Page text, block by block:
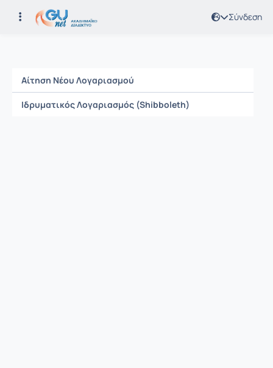
Σύνδεση
Εγγραφή
Αίτηση Νέου Λογαριασμού
Ιδρυματικός Λογαριασμός (Shibboleth)